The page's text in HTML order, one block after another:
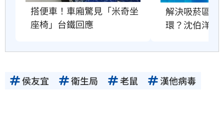
搭便車！車廂驚見「米奇坐
座椅」台鐵回應
解決吸菸區、
環？沈伯洋回
侯友宜 衛生局 老鼠 漢他病毒